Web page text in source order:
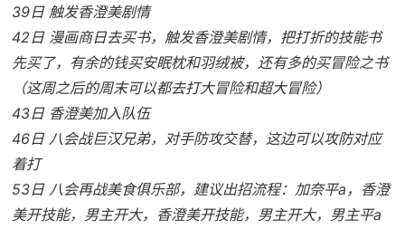
39日 触发香澄美剧情
42日 漫画商日去买书，触发香澄美剧情，把打折的技能书
先买了，有余的钱买安眠枕和羽绒被，还有多的买冒险之书
（这周之后的周末可以都去打大冒险和超大冒险）
43日 香澄美加入队伍
46日 八会战巨汉兄弟，对手防攻交替，这边可以攻防对应
着打
53日 八会再战美食俱乐部，建议出招流程：加奈平a，香澄
美开技能，男主开大，香澄美开技能，男主开大，男主平a